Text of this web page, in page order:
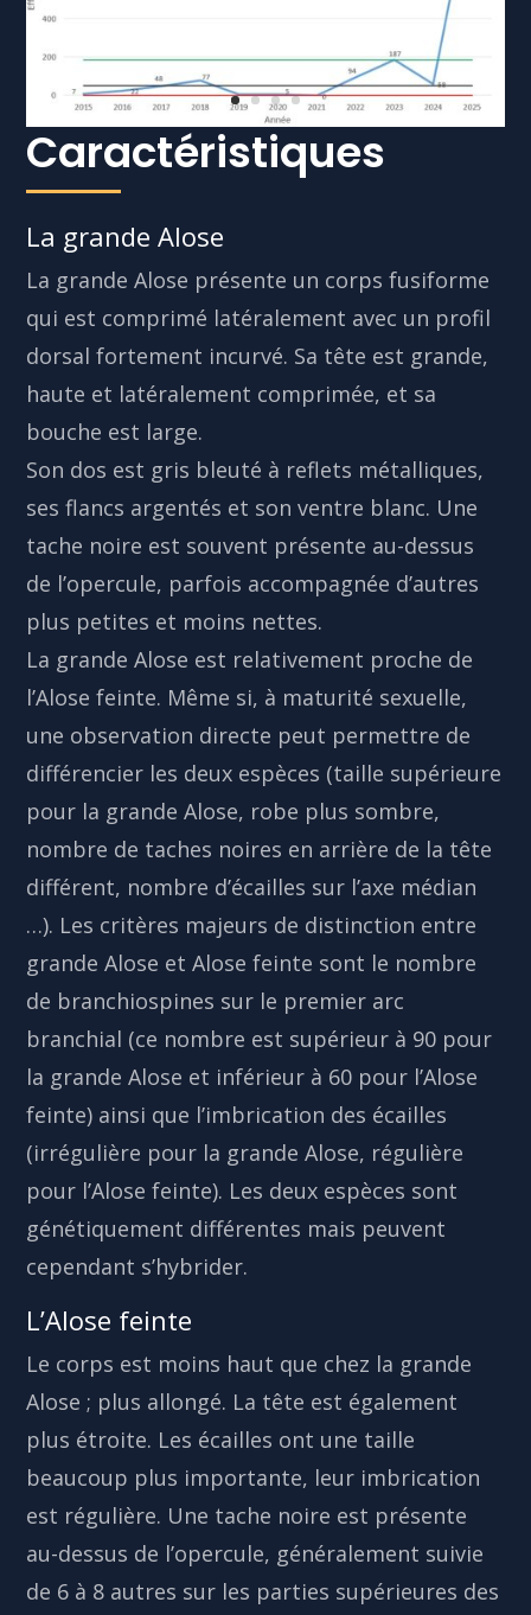
Caractéristiques
La grande Alose
La grande Alose présente un corps fusiforme
qui est comprimé latéralement avec un profil
dorsal fortement incurvé. Sa tête est grande,
haute et latéralement comprimée, et sa
bouche est large.
Son dos est gris bleuté à reflets métalliques,
ses flancs argentés et son ventre blanc. Une
tache noire est souvent présente au-dessus
de l’opercule, parfois accompagnée d’autres
plus petites et moins nettes.
La grande Alose est relativement proche de
l’Alose feinte. Même si, à maturité sexuelle,
une observation directe peut permettre de
différencier les deux espèces (taille supérieure
pour la grande Alose, robe plus sombre,
nombre de taches noires en arrière de la tête
différent, nombre d’écailles sur l’axe médian
…). Les critères majeurs de distinction entre
grande Alose et Alose feinte sont le nombre
de branchiospines sur le premier arc
branchial (ce nombre est supérieur à 90 pour
la grande Alose et inférieur à 60 pour l’Alose
feinte) ainsi que l’imbrication des écailles
(irrégulière pour la grande Alose, régulière
pour l’Alose feinte). Les deux espèces sont
génétiquement différentes mais peuvent
cependant s’hybrider.
L’Alose feinte
Le corps est moins haut que chez la grande
Alose ; plus allongé. La tête est également
plus étroite. Les écailles ont une taille
beaucoup plus importante, leur imbrication
est régulière. Une tache noire est présente
au-dessus de l’opercule, généralement suivie
de 6 à 8 autres sur les parties supérieures des